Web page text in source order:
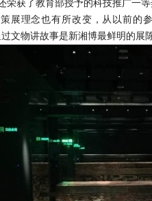
荣获了教育部授予的科技推广一
理念也有所改变，从以前的
文物讲故事是新湘博最鲜明的展